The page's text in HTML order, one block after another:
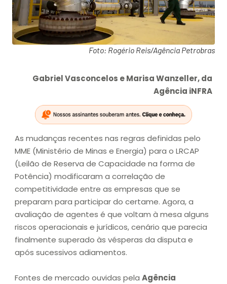
Foto: Rogério Reis/Agência Petrobras
Gabriel Vasconcelos e Marisa Wanzeller, da
Agência iNFRA
As mudanças recentes nas regras definidas pelo
MME (Ministério de Minas e Energia) para o LRCAP
(Leilão de Reserva de Capacidade na forma de
Potência) modificaram a correlação de
competitividade entre as empresas que se
preparam para participar do certame. Agora, a
avaliação de agentes é que voltam à mesa alguns
riscos operacionais e jurídicos, cenário que parecia
finalmente superado às vésperas da disputa e
após sucessivos adiamentos.
Fontes de mercado ouvidas pela Agência